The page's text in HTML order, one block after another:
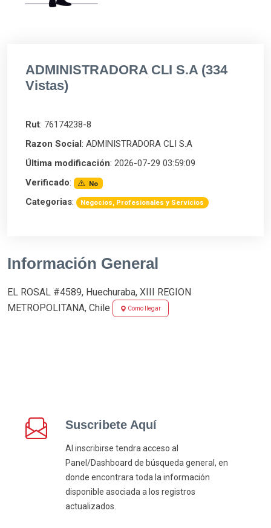
ADMINISTRADORA CLI S.A (334
Vistas)
Rut: 76174238-8
Razon Social : ADMINISTRADORA CLI S.A
Última modificación: 2026-07-29 03:59:09
Verificado: No
Categorias: Negocios, Profesionales y Servicios
Información General
EL ROSAL #4589, Huechuraba, XIII REGION
METROPOLITANA, Chile
Como llegar
Suscribete Aquí
Al inscribirse tendra acceso al
Panel/Dashboard de búsqueda general, en
donde encontrara toda la información
disponible asociada a los registros
actualizados.